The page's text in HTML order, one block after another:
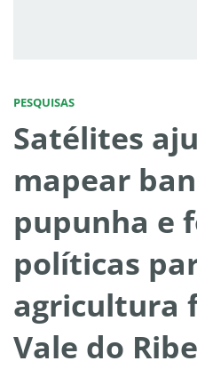
PESQUISAS
Satélites
mapear
pupunha e
políticas
agricultura
Vale do